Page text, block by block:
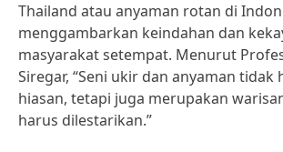
Thailand atau anyaman rotan di
menggambarkan keindahan dan
masyarakat setempat. Menurut
Siregar, “Seni ukir dan anyaman tidak
hiasan, tetapi juga merupakan
harus dilestarikan.”